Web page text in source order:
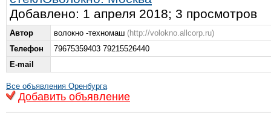
Добавлено: 1 апреля 2018; 3 просмотров
Автор волокно -техномаш (http://volokno.allcorp.ru)
Телефон
79675359403 79215526440
E-mail
Все объявления Оренбурга
Добавить объявление